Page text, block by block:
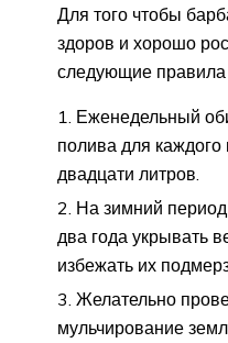
Для того чтобы
здоров и хорошо
следующие правила
Еженедельный
полива для каждого
двадцати литров.
На зимний
два года укрывать
избежать их
Желательно
мульчирование